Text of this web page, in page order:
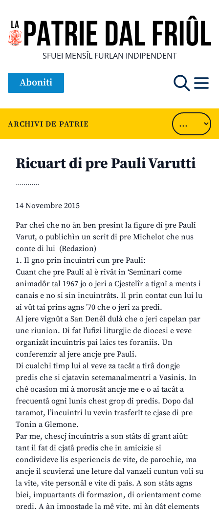
SFUEI MENSÎL FURLAN INDIPENDENT
Aboniti
ARCHIVI DE PATRIE
Ricuart di pre Pauli Varutti
............
14 Novembre 2015
Par chei che no àn ben presint la figure di pre Pauli
Varut, o publichìn un scrit di pre Michelot che nus
conte di lui (Redazion)
1. Il gno prin incuintri cun pre Pauli:
Cuant che pre Pauli al è rivât in ‘Seminari come
animadôr tal 1967 jo o jeri a Cjestelîr a tignî a ments i
canais e no si sin incuintrâts. Il prin contat cun lui lu
ai vût tai prins agns ’70 che o jeri za predi.
Al jere vignût a San Denêl dulà che o jeri capelan par
une riunion. Di fat l’ufizi liturgjic de diocesi e veve
organizât incuintris pai laics tes foraniis. Un
conferenzîr al jere ancje pre Pauli.
Di cualchi timp lui al veve za tacât a tirâ dongje
predis che si cjatavin setemanalmentri a Vasinis. In
chê ocasion mi à morosât ancje me e o ai tacât a
frecuentâ ogni lunis chest grop di predis. Dopo dal
taramot, l’incuintri lu vevin trasferît te cjase di pre
Tonin a Glemone.
Par me, chescj incuintris a son stâts di grant aiût:
tant il fat di cjatâ predis che in amicizie si
condivideve lis esperiencis de vite, de parochie, ma
ancje il scuvierzi une leture dal vanzeli cuntun voli su
la vite, vite personâl e vite di paîs. A son stâts agns
biei, impuartants di formazion, di orientament come
predi. A àn impostade la mê vite, mi àn dât elements